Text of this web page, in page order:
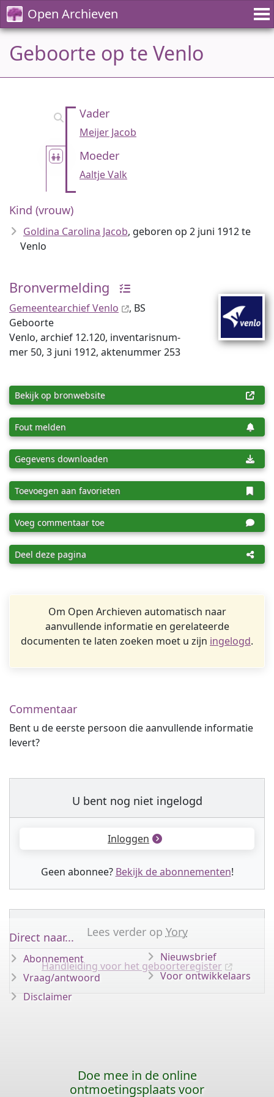
Open Archieven
Geboorte op te Venlo
Vader
Meijer Jacob
Moeder
Aaltje Valk
Kind (vrouw)
Goldina Carolina Jacob, geboren op 2 juni 1912 te
Venlo
Bronvermelding
Gemeentearchief Venlo
, BS
Geboorte
Venlo, archief 12.120, inventaris­num­
mer 50, 3 juni 1912, aktenummer 253
Bekijk op bronwebsite
Fout melden
Gegevens downloaden
Toevoegen aan favorieten
Voeg commentaar toe
Deel deze pagina
Om Open Archieven automatisch naar
aanvullende informatie en gerelateerde
documenten te laten zoeken moet u zijn ingelogd.
Commentaar
Bent u de eerste persoon die aanvullende informatie
levert?
U bent nog niet ingelogd
Inloggen
Geen abonnee? Bekijk de abonnementen!
Lees verder op Yory
Handleiding voor het geboorteregister
Direct naar...
Abonnement
Vraag/antwoord
Disclaimer
Nieuwsbrief
Voor ontwikkelaars
Doe mee in de online
ontmoetingsplaats voor